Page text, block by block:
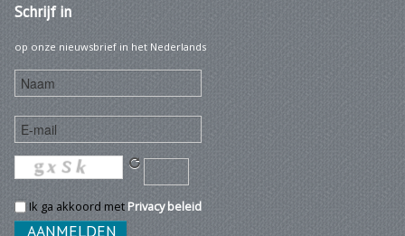
Schrijfin
op onze nieuwsbrief in het Nederlands
Ik ga akkoord metPrivacy beleid